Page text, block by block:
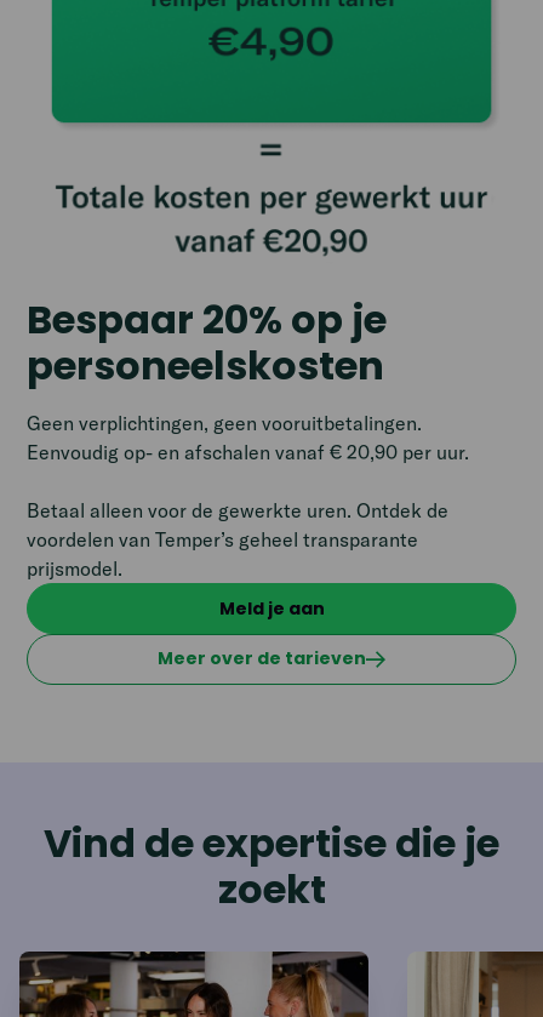
Bespaar 20% op je
personeelskosten
Geen verplichtingen, geen vooruitbetalingen.
Eenvoudig op- en afschalen vanaf € 20,90 per uur.
Betaal alleen voor de gewerkte uren. Ontdek de
voordelen van Temper’s geheel transparante
prijsmodel.
Meld je aan
Meer over de tarieven
Vind de expertise die je
zoekt